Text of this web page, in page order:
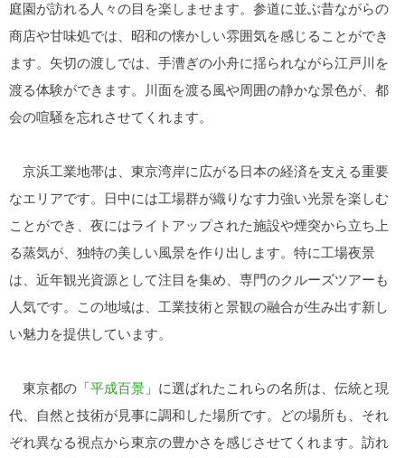
庭園が訪れる人々の目を楽しませます。参道に並ぶ昔ながらの
商店や甘味処では、昭和の懐かしい雰囲気を感じることができ
ます。矢切の渡しでは、手漕ぎの小舟に揺られながら江戸川を
渡る体験ができます。川面を渡る風や周囲の静かな景色が、都
会の喧騒を忘れさせてくれます。
京浜工業地帯は、東京湾岸に広がる日本の経済を支える重要
なエリアです。日中には工場群が織りなす力強い光景を楽しむ
ことができ、夜にはライトアップされた施設や煙突から立ち上
る蒸気が、独特の美しい風景を作り出します。特に工場夜景
は、近年観光資源として注目を集め、専門のクルーズツアーも
人気です。この地域は、工業技術と景観の融合が生み出す新し
い魅力を提供しています。
東京都の「平成百景 」に選ばれたこれらの名所は、伝統と現
代、自然と技術が見事に調和した場所です。どの場所も、それ
ぞれ異なる視点から東京の豊かさを感じさせてくれます。訪れ